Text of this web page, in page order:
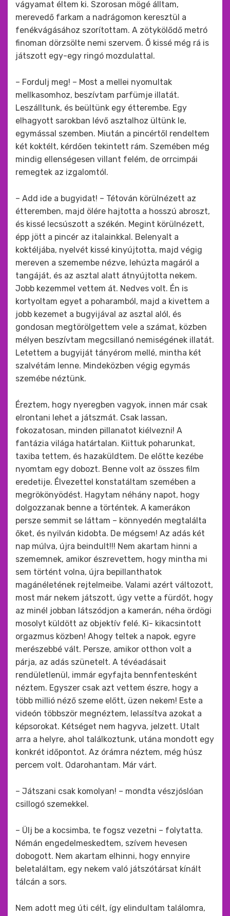
vágyamat éltem ki. Szorosan mögé álltam,
merevedő farkam a nadrágomon keresztül a
fenékvágásához szorítottam. A zötykölődő metró
finoman dörzsölte nemi szervem. Ő kissé még rá is
játszott egy-egy ringó mozdulattal.
– Fordulj meg! – Most a mellei nyomultak
mellkasomhoz, beszívtam parfümje illatát.
Leszálltunk, és beültünk egy étterembe. Egy
elhagyott sarokban lévő asztalhoz ültünk le,
egymással szemben. Miután a pincértől rendeltem
két koktélt, kérdően tekintett rám. Szemében még
mindig ellenségesen villant felém, de orrcimpái
remegtek az izgalomtól.
– Add ide a bugyidat! – Tétován körülnézett az
étteremben, majd ölére hajtotta a hosszú abroszt,
és kissé lecsúszott a székén. Megint körülnézett,
épp jött a pincér az italainkkal. Belenyalt a
koktéljába, nyelvét kissé kinyújtotta, majd végig
mereven a szemembe nézve, lehúzta magáról a
tangáját, és az asztal alatt átnyújtotta nekem.
Jobb kezemmel vettem át. Nedves volt. Én is
kortyoltam egyet a poharamból, majd a kivettem a
jobb kezemet a bugyijával az asztal alól, és
gondosan megtörölgettem vele a számat, közben
mélyen beszívtam megcsillanó nemiségének illatát.
Letettem a bugyiját tányérom mellé, mintha két
szalvétám lenne. Mindeközben végig egymás
szemébe néztünk.
Éreztem, hogy nyeregben vagyok, innen már csak
elrontani lehet a játszmát. Csak lassan,
fokozatosan, minden pillanatot kiélvezni! A
fantázia világa határtalan. Kiittuk poharunkat,
taxiba tettem, és hazaküldtem. De előtte kezébe
nyomtam egy dobozt. Benne volt az összes film
eredetije. Élvezettel konstatáltam szemében a
megrökönyödést. Hagytam néhány napot, hogy
dolgozzanak benne a történtek. A kamerákon
persze semmit se láttam – könnyedén megtalálta
őket, és nyilván kidobta. De mégsem! Az adás két
nap múlva, újra beindult!!! Nem akartam hinni a
szememnek, amikor észrevettem, hogy mintha mi
sem történt volna, újra bepillanthatok
magánéletének rejtelmeibe. Valami azért változott,
most már nekem játszott, úgy vette a fürdőt, hogy
az minél jobban látszódjon a kamerán, néha ördögi
mosolyt küldött az objektív felé. Ki- kikacsintott
orgazmus közben! Ahogy teltek a napok, egyre
merészebbé vált. Persze, amikor otthon volt a
párja, az adás szünetelt. A tévéadásait
rendületlenül, immár egyfajta bennfentesként
néztem. Egyszer csak azt vettem észre, hogy a
több millió néző szeme előtt, üzen nekem! Este a
videón többször megnéztem, lelassítva azokat a
képsorokat. Kétséget nem hagyva, jelzett. Utalt
arra a helyre, ahol találkoztunk, utána mondott egy
konkrét időpontot. Az órámra néztem, még húsz
percem volt. Odarohantam. Már várt.
– Játszani csak komolyan! – mondta vészjóslóan
csillogó szemekkel.
– Ülj be a kocsimba, te fogsz vezetni – folytatta.
Némán engedelmeskedtem, szívem hevesen
dobogott. Nem akartam elhinni, hogy ennyire
beletaláltam, egy nekem való játszótársat kínált
tálcán a sors.
Nem adott meg úti célt, így elindultam találomra,